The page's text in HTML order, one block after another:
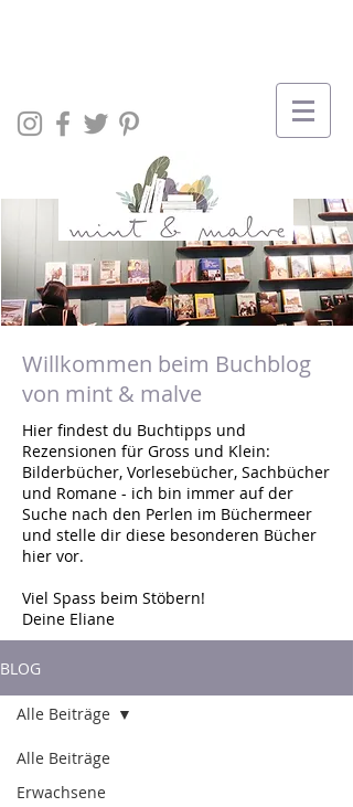
Willkommen beim Buchblog
von mint & malve
Hier findest du Buchtipps und
Rezensionen für Gross und Klein:
Bilderbücher, Vorlesebücher, Sachbücher
und Romane - ich bin immer auf der
Suche nach den Perlen im Büchermeer
und stelle dir diese besonderen Bücher
hier vor.
Viel Spass beim Stöbern!
Deine Eliane
BLOG
Alle Beiträge
Erwachsene
Alle Beiträge